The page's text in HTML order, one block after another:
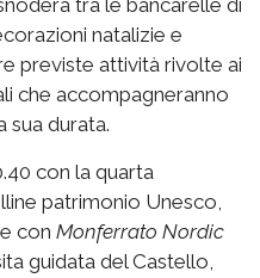
tra le bancarelle di
natalizie e
previste attività rivolte ai
che accompagneranno
sua durata.
con la quarta
patrimonio Unesco,
con Monferrato Nordic
guidata del Castello,